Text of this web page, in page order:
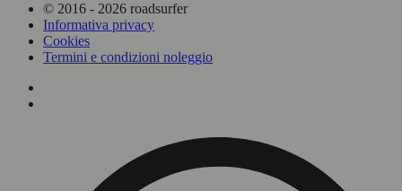
© 2016 - 2026 roadsurfer
Informativa privacy
Cookies
Termini e condizioni noleggio